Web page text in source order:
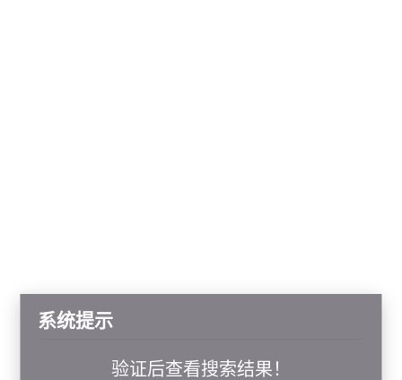
系统提示
验证后查看搜索结果！